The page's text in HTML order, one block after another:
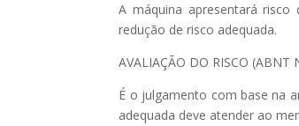
A máquina apresentará
redução de risco adequada.
AVALIAÇÃO DO RISCO (ABNT
É o julgamento com base na
adequada deve atender ao